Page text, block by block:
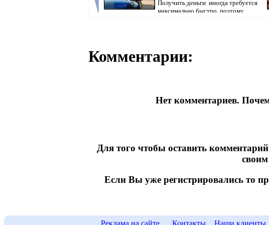
Получить деньги иногда требуется
максимально быстро, поэтому
Комментарии:
Нет комментариев.
Для того чтобы оставить комментарий
Если Вы уже регистрировались то
Реклама на сайте Контакты Наши клиенты